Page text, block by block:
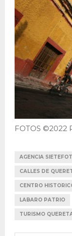
FOTOS ©2022
AGENCIA
CALLES DE
CENTRO
LABARO PATRIO
TURISMO